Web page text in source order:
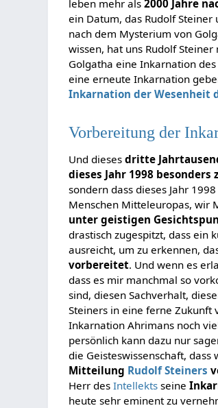
leben mehr als2000 Jahre
ein Datum, das Rudolf
nach dem Mysterium von
wissen, hat uns Rudolf
Golgatha eine Inkarnation
eine erneute Inkarnation
Inkarnation der Wesenheit
Vorbereitung der
Und diesesdritte
dieses Jahr 1998 besonders
sondern dass dieses Jahr
Menschen Mitteleuropas, wir
unter geistigen
drastisch zugespitzt, dass ein
ausreicht, um zu erkennen,
vorbereitet. Und wenn es
dass es mir manchmal so
sind, diesen Sachverhalt,
Steiners in eine ferne
Inkarnation Ahrimans noch
persönlich kann dazu nur
die Geisteswissenschaft,
Mitteilung Rudolf Steiners
Herr desIntellekts seine
heute sehr eminent zu